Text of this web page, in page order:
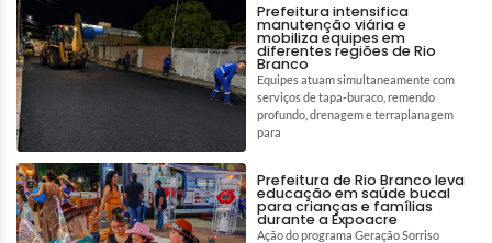
Prefeitura intensifica
manutenção viária e
mobiliza equipes em
diferentes regiões de Rio
Branco
Equipes atuam simultaneamente com
serviços de tapa-buraco, remendo
profundo, drenagem e terraplanagem
para
Prefeitura de Rio Branco leva
educação em saúde bucal
para crianças e famílias
durante a Expoacre
Ação do programa Geração Sorriso